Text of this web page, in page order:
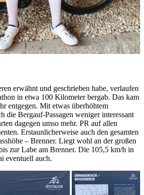
erwähnt und geschrieben habe, verlaufen
in etwa 100 Kilometer bergab. Das kam
entgegen. Mit etwas überhöhtem
die Bergauf-Passagen weniger interessant
dagegen umso mehr. PR auf allen
Erstaunlicherweise auch den gesamten
– Brenner. Liegt wohl an der großen
zur Labe am Brenner. Die 105,5 km/h in
eventuell auch.